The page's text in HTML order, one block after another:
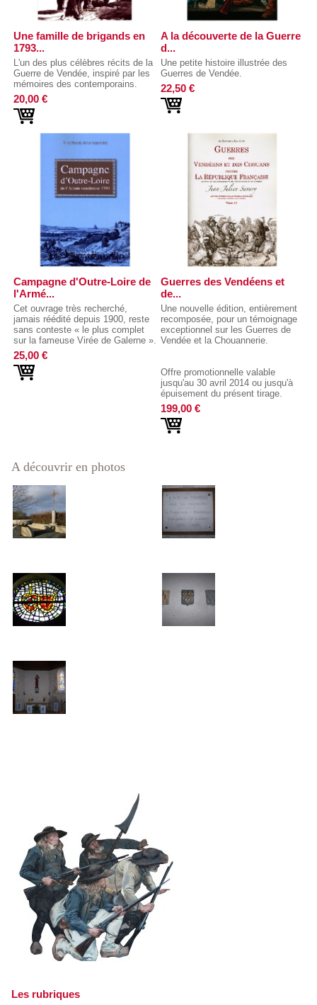
Les rubriques
Une famille de brigands en
1793...
L'un des plus célèbres récits de la
Guerre de Vendée, inspiré par les
mémoires des contemporains.
20,00 €
A la découverte de la Guerre
d...
Une petite histoire illustrée des
Guerres de Vendée.
22,50 €
Campagne d'Outre-Loire de
l'Armé...
Cet ouvrage très recherché,
jamais réédité depuis 1900, reste
sans conteste « le plus complet
sur la fameuse Virée de Galerne ».
25,00 €
Guerres des Vendéens et
de...
Une nouvelle édition, entièrement
recomposée, pour un témoignage
exceptionnel sur les Guerres de
Vendée et la Chouannerie.
Offre promotionnelle valable
jusqu'au 30 avril 2014 ou jusqu'à
épuisement du présent tirage.
199,00 €
A découvrir en photos